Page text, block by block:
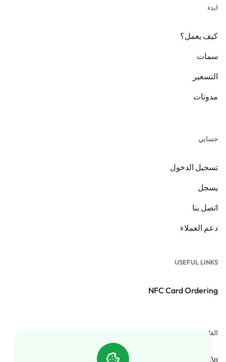
ابدء
كيف يعمل؟
سمات
التسعير
مدونات
حسابي
تسجيل الدخول
يسجل
اتصل بنا
دعم العملاء
USEFUL LINKS
NFC Card Ordering
القانونيون